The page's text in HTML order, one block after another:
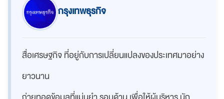
กรุงเทพธุรกิจ
สื่อเศรษฐกิจ ที่อยู่กับการเปลี่ยนแปลงของประเทศมาอย่าง
ยาวนาน